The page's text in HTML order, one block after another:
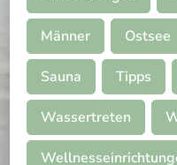
Männer Ostsee
Sauna Tipps
Wassertreten